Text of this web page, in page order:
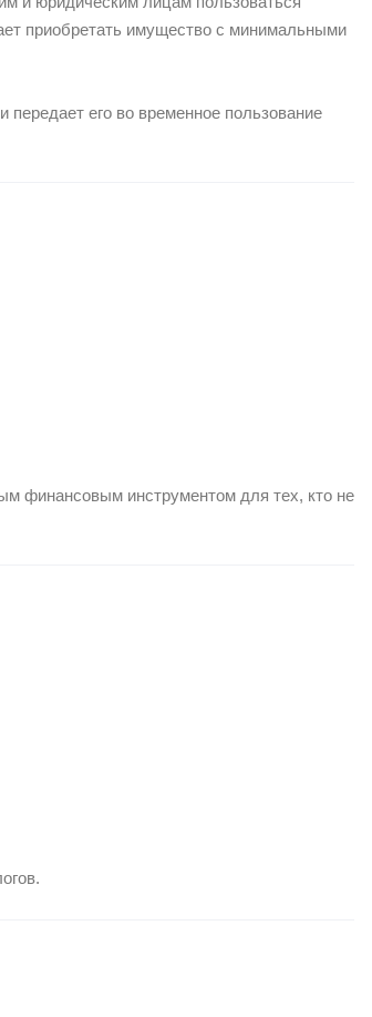
приобретать имущество с минимальными
его во временное пользование
финансовым инструментом для тех, кто не